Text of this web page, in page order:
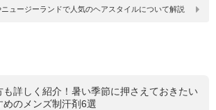
ュージーランドで人気のヘアスタイルについて解説
も詳しく紹介！暑い季節に押さえておきたい
めのメンズ制汗剤6選